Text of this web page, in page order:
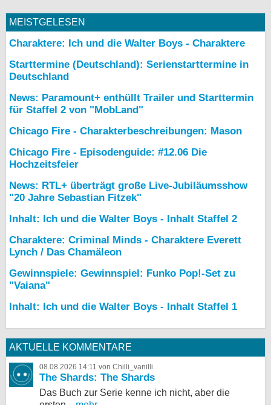
MEISTGELESEN
Charaktere: Ich und die Walter Boys - Charaktere
Starttermine (Deutschland): Serienstarttermine in
Deutschland
News: Paramount+ enthüllt Trailer und Starttermin
für Staffel 2 von "MobLand"
Chicago Fire - Charakterbeschreibungen: Mason
Chicago Fire - Episodenguide: #12.06 Die
Hochzeitsfeier
News: RTL+ überträgt große Live-Jubiläumsshow
"20 Jahre Sebastian Fitzek"
Inhalt: Ich und die Walter Boys - Inhalt Staffel 2
Charaktere: Criminal Minds - Charaktere Everett
Lynch / Das Chamäleon
Gewinnspiele: Gewinnspiel: Funko Pop!-Set zu
"Vaiana"
Inhalt: Ich und die Walter Boys - Inhalt Staffel 1
AKTUELLE KOMMENTARE
08.08.2026 14:11 von Chilli_vanilli
The Shards: The Shards
Das Buch zur Serie kenne ich nicht, aber die